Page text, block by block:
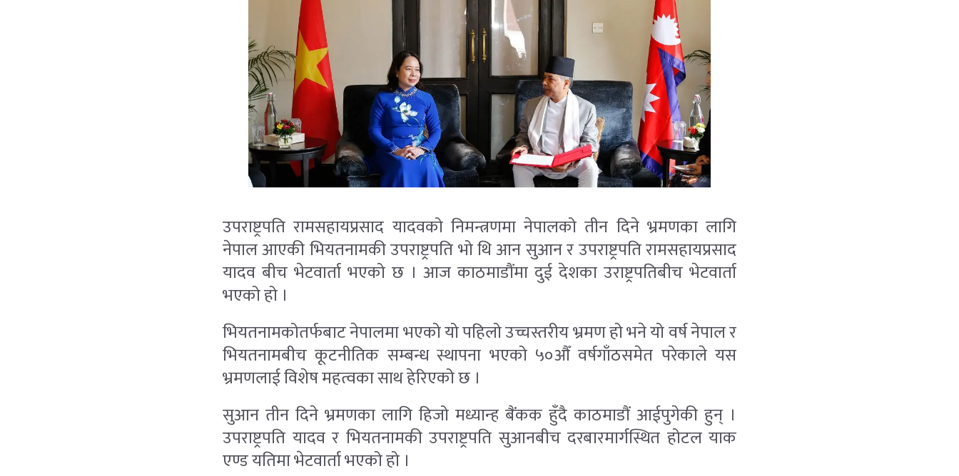
उपराष्ट्रपति रामसहायप्रसाद यादवको निमन्त्रणमा नेपालको तीन दिने भ्रमणका लागि
नेपाल आएकी भियतनामकी उपराष्ट्रपति भो थि आन सुआन र उपराष्ट्रपति रामसहायप्रसाद
यादव बीच भेटवार्ता भएको छ । आज काठमाडौंमा दुई देशका उराष्ट्रपतिबीच भेटवार्ता
भएको हो ।
भियतनामकोतर्फबाट नेपालमा भएको यो पहिलो उच्चस्तरीय भ्रमण हो भने यो वर्ष नेपाल र
भियतनामबीच कूटनीतिक सम्बन्ध स्थापना भएको ५०औँ वर्षगाँठसमेत परेकाले यस
भ्रमणलाई विशेष महत्वका साथ हेरिएको छ ।
सुआन तीन दिने भ्रमणका लागि हिजो मध्यान्ह बैंकक हुँदै काठमाडौं आईपुगेकी हुन् ।
उपराष्ट्रपति यादव र भियतनामकी उपराष्ट्रपति सुआनबीच दरबारमार्गस्थित होटल याक
एण्ड यतिमा भेटवार्ता भएको हो ।